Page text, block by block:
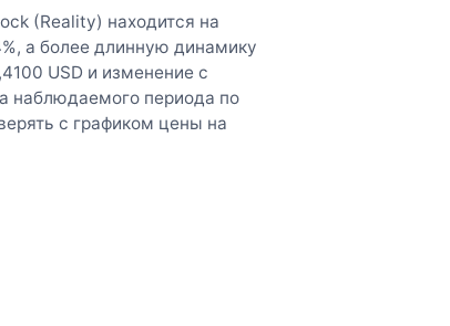
(Reality) находится на
а более длинную динамику
USD и изменение с
наблюдаемого периода по
с графиком цены на